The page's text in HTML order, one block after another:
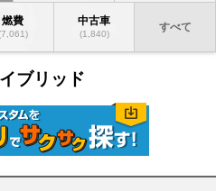
燃費 中古車
(1,840)
すべて
ブリッド